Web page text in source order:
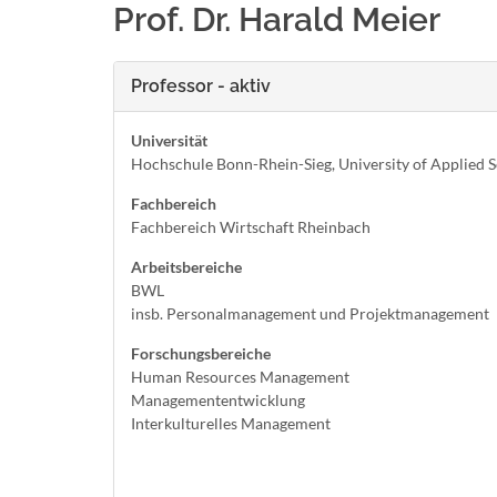
Prof. Dr. Harald Meier
Professor - aktiv
Universität
Hochschule Bonn-Rhein-Sieg, University of Applied
Fachbereich
Fachbereich Wirtschaft Rheinbach
Arbeitsbereiche
BWL
insb. Personalmanagement und Projektmanagement
Forschungsbereiche
Human Resources Management
Managemententwicklung
Interkulturelles Management